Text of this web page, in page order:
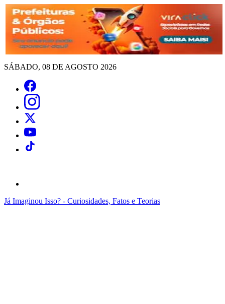
SÁBADO, 08 DE AGOSTO 2026
Já Imaginou Isso? - Curiosidades, Fatos e Teorias